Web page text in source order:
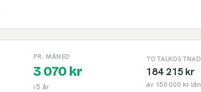
PR. MÅNED
3 070 kr
i5 år
TOTALKOSTNAD
184 215 kr
av 150 000 kr lån